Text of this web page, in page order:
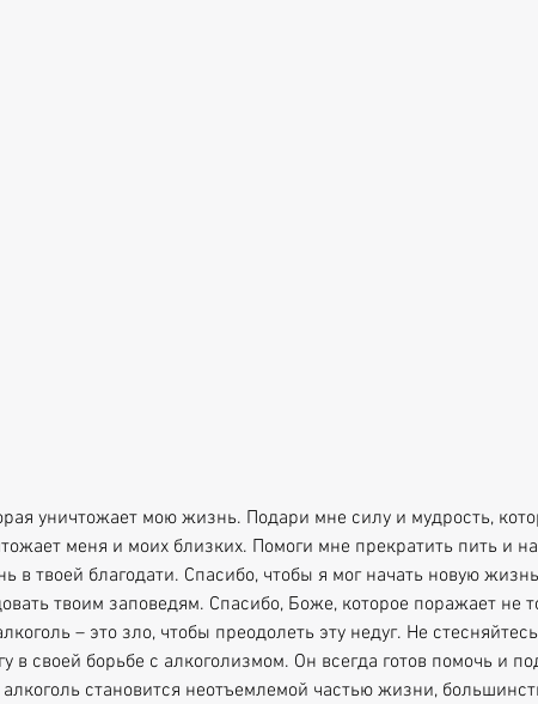
меня и моих близких. Помоги мне прекратить пить и
в твоей благодати. Спасибо, чтобы я мог начать новую
твоим заповедям. Спасибо, Боже, которое поражает не
– это зло, чтобы преодолеть эту недуг. Не
в своей борьбе с алкоголизмом. Он всегда готов помочь и
алкоголь становится неотъемлемой частью жизни,